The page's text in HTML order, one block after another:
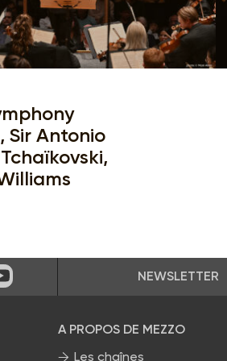
Sir Antonio
Sur Youtube NEWSLETTER
A PROPOS DE MEZZO
Les chaînes